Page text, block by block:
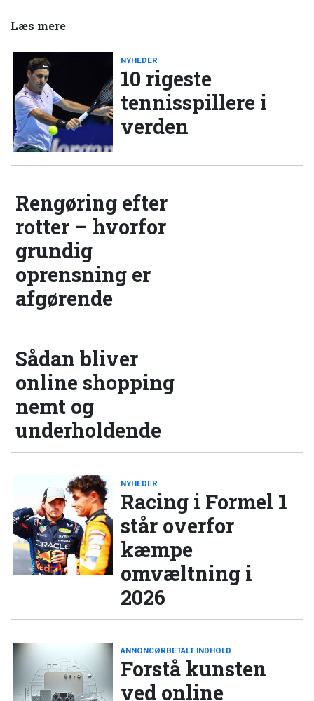
Læs mere
NYHEDER
10 rigeste
tennisspillere i
verden
Rengøring efter
rotter – hvorfor
grundig
oprensning er
afgørende
Sådan bliver
online shopping
nemt og
underholdende
NYHEDER
Racing i Formel 1
står overfor
kæmpe
omvæltning i
2026
ANNONCØRBETALT INDHOLD
Forstå kunsten
ved online